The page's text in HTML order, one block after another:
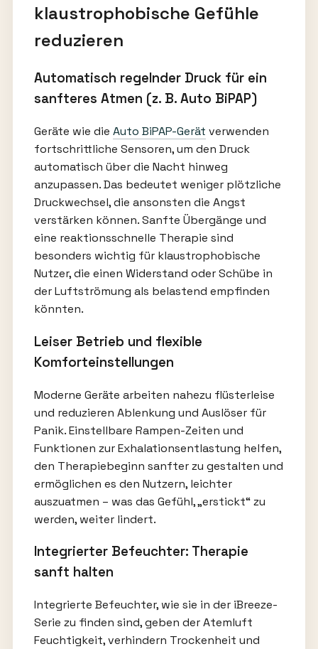
klaustrophobische Gefühle
reduzieren
Automatisch regelnder Druck für ein
sanfteres Atmen (z. B. Auto BiPAP)
Geräte wie die Auto BiPAP-Gerät verwenden
fortschrittliche Sensoren, um den Druck
automatisch über die Nacht hinweg
anzupassen. Das bedeutet weniger plötzliche
Druckwechsel, die ansonsten die Angst
verstärken können. Sanfte Übergänge und
eine reaktionsschnelle Therapie sind
besonders wichtig für klaustrophobische
Nutzer, die einen Widerstand oder Schübe in
der Luftströmung als belastend empfinden
könnten.
Leiser Betrieb und flexible
Komforteinstellungen
Moderne Geräte arbeiten nahezu flüsterleise
und reduzieren Ablenkung und Auslöser für
Panik. Einstellbare Rampen-Zeiten und
Funktionen zur Exhalationsentlastung helfen,
den Therapiebeginn sanfter zu gestalten und
ermöglichen es den Nutzern, leichter
auszuatmen – was das Gefühl, „erstickt“ zu
werden, weiter lindert.
Integrierter Befeuchter: Therapie
sanft halten
Integrierte Befeuchter, wie sie in der iBreeze-
Serie zu finden sind, geben der Atemluft
Feuchtigkeit, verhindern Trockenheit und